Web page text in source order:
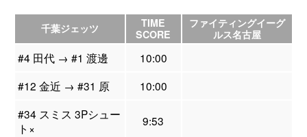
千葉ジェッツ
TIME
SCORE
ファイティングイーグ
ルス名古屋
#4 田代 → #1 渡邊
10:00
#12 金近 → #31 原
10:00
#34 スミス 3Pシュー
ト×
9:53